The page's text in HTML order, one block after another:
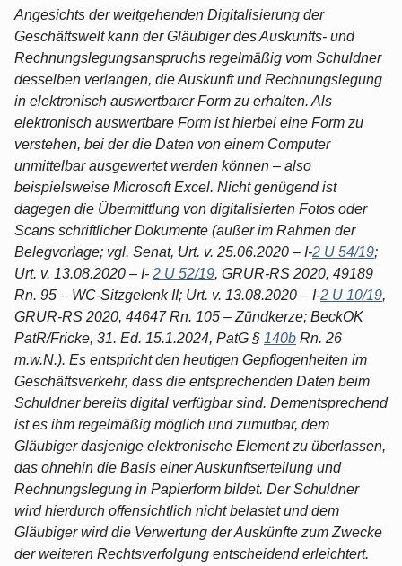
Angesichts der weitgehenden Digitalisierung der
Geschäftswelt kann der Gläubiger des Auskunfts- und
Rechnungslegungsanspruchs regelmäßig vom Schuldner
desselben verlangen, die Auskunft und Rechnungslegung
in elektronisch auswertbarer Form zu erhalten. Als
elektronisch auswertbare Form ist hierbei eine Form zu
verstehen, bei der die Daten von einem Computer
unmittelbar ausgewertet werden können – also
beispielsweise Microsoft Excel. Nicht genügend ist
dagegen die Übermittlung von digitalisierten Fotos oder
Scans schriftlicher Dokumente (außer im Rahmen der
Belegvorlage; vgl. Senat, Urt. v. 25.06.2020 – I-2 U 54/19;
Urt. v. 13.08.2020 – I- 2 U 52/19, GRUR-RS 2020, 49189
Rn. 95 – WC-Sitzgelenk II; Urt. v. 13.08.2020 – I-2 U 10/19,
GRUR-RS 2020, 44647 Rn. 105 – Zündkerze; BeckOK
PatR/Fricke, 31. Ed. 15.1.2024, PatG § 140b Rn. 26
m.w.N.). Es entspricht den heutigen Gepflogenheiten im
Geschäftsverkehr, dass die entsprechenden Daten beim
Schuldner bereits digital verfügbar sind. Dementsprechend
ist es ihm regelmäßig möglich und zumutbar, dem
Gläubiger dasjenige elektronische Element zu überlassen,
das ohnehin die Basis einer Auskunftserteilung und
Rechnungslegung in Papierform bildet. Der Schuldner
wird hierdurch offensichtlich nicht belastet und dem
Gläubiger wird die Verwertung der Auskünfte zum Zwecke
der weiteren Rechtsverfolgung entscheidend erleichtert.